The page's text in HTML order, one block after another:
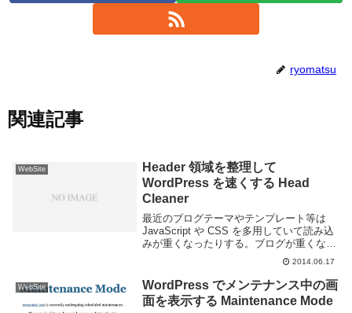
ryomatsu
関連記事
WebSite
Header 領域を整理して
WordPress を速くする Head
Cleaner
最近のブログテーマやテンプレート等は
JavaScript や CSS を多用していて読み込
みが重くなったりする。ブログが重くなる
原因は他にも Wordpress 本体や他のプラ
グイン等イロイロあるが、Head Cleaner
というプラグ...
2014.06.17
WebSite
WordPress でメンテナンス中の画
面を表示する Maintenance Mode